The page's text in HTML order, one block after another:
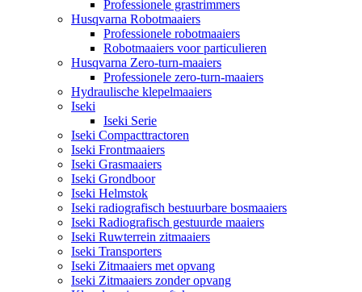
Professionele grastrimmers
Husqvarna Robotmaaiers
Professionele robotmaaiers
Robotmaaiers voor particulieren
Husqvarna Zero-turn-maaiers
Professionele zero-turn-maaiers
Hydraulische klepelmaaiers
Iseki
Iseki Serie
Iseki Compacttractoren
Iseki Frontmaaiers
Iseki Grasmaaiers
Iseki Grondboor
Iseki Helmstok
Iseki radiografisch bestuurbare bosmaaiers
Iseki Radiografisch gestuurde maaiers
Iseki Ruwterrein zitmaaiers
Iseki Transporters
Iseki Zitmaaiers met opvang
Iseki Zitmaaiers zonder opvang